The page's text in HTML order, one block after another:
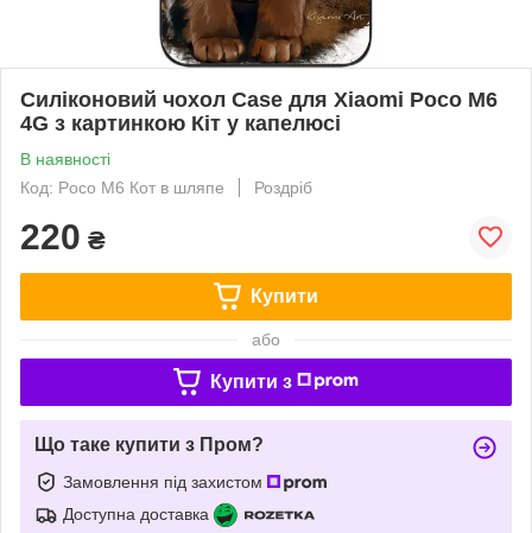
Силіконовий чохол Case для Xiaomi Poco M6
4G з картинкою Кіт у капелюсі
В наявності
Код: Poco M6 Кот в шляпе
Роздріб
220 ₴
Купити
або
Купити з
Що таке купити з Пром?
Замовлення під захистом
Доступна доставка